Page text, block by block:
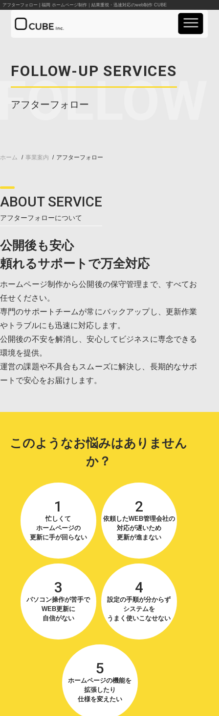
実績紹介
事業案内
お知らせ
アフターフォロー | 福岡 ホームページ制作｜結果重視・迅速対応のweb制作 CUBE
FOLLOW-UP SERVICES
アフターフォロー
ホーム 事業案内 アフターフォロー
ABOUT SERVICE
アフターフォローについて
公開後も安心
頼れるサポートで万全対応
ホームページ制作から公開後の保守管理まで、すべてお
任せください。
専門のサポートチームが常にバックアップし、更新作業
やトラブルにも迅速に対応します。
公開後の不安を解消し、安心してビジネスに専念できる
環境を提供。
運営の課題や不具合もスムーズに解決し、長期的なサポ
ートで安心をお届けします。
このようなお悩みはありません
か？
1
忙しくて
ホームページの
更新に手が回らない
2
依頼したWEB管理会社の
対応が遅いため
更新が進まない
3
パソコン操作が苦手で
WEB更新に
自信がない
4
設定の手順が分からず
システムを
うまく使いこなせない
5
ホームページの機能を
拡張したり
仕様を変えたい